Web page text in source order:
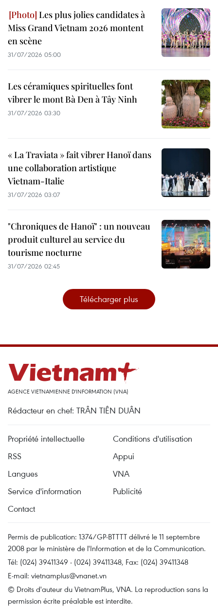
Les plus jolies candidates à
Miss Grand Vietnam 2026 montent
en scène
31/07/2026 05:00
Les céramiques spirituelles font
vibrer le mont Bà Den à Tây Ninh
31/07/2026 03:30
« La Traviata » fait vibrer Hanoï dans
une collaboration artistique
Vietnam-Italie
31/07/2026 03:07
"Chroniques de Hanoï" : un nouveau
produit culturel au service du
tourisme nocturne
31/07/2026 02:45
Télécharger plus
AGENCE VIETNAMIENNE D'INFORMATION (VNA)
Rédacteur en chef: TRÂN TIÊN DUÂN
Propriété intellectuelle
Conditions d'utilisation
RSS
Appui
Langues
VNA
Service d'information
Publicité
Contact
Permis de publication: 1374/GP-BTTTT délivré le 11 septembre
2008 par le ministère de l'Information et de la Communication.
Tél: (024) 39411349 - (024) 39411348, Fax: (024) 39411348
E-mail: vietnamplus@vnanet.vn
© Droits d'auteur du VietnamPlus, VNA. La reproduction sans la
permission écrite préalable est interdite.